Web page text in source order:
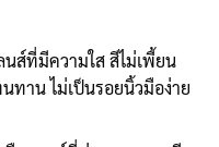
ส์ที่มีความใส สีไม่เพี้ยน
ทาน ไม่เป็นรอยนิ้วมือง่าย